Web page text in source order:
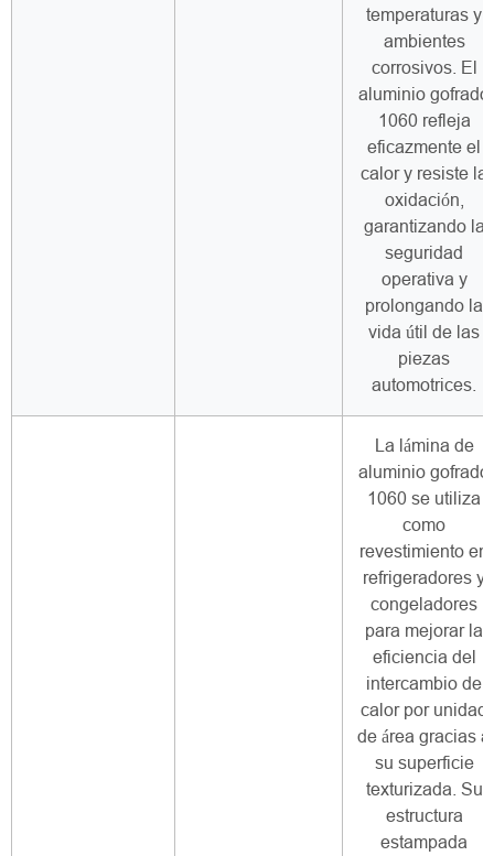
temperaturas y
ambientes
corrosivos. El
aluminio gofrado
1060 refleja
eficazmente el
calor y resiste la
oxidación,
garantizando la
seguridad
operativa y
prolongando la
vida útil de las
piezas
automotrices.
La lámina de
aluminio gofrado
1060 se utiliza
como
revestimiento en
refrigeradores y
congeladores
para mejorar la
eficiencia del
intercambio de
calor por unidad
de área gracias a
su superficie
texturizada. Su
estructura
estampada